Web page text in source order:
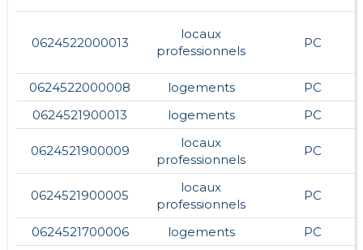
0624522000013
locaux
professionnels
PC
0624522000008 logements
PC
0624521900013
logements PC
0624521900009
locaux
professionnels
PC
0624521900005
locaux
professionnels
PC
0624521700006 logements PC